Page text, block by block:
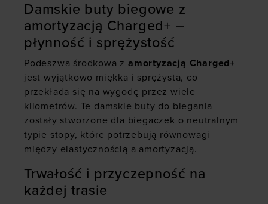
Damskie buty biegowe z
amortyzacją Charged+ –
płynność i sprężystość
Podeszwa środkowa z amortyzacją Charged+
jest wyjątkowo miękka i sprężysta, co
przekłada się na wygodę przez wiele
kilometrów. Te damskie buty do biegania
zostały stworzone dla biegaczek o neutralnym
typie stopy, które potrzebują równowagi
między elastycznością a amortyzacją.
Trwałość i przyczepność na
każdej trasie